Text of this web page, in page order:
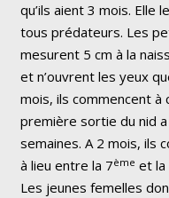
qu’ils aient 3 mois. Elle
tous prédateurs. Les
mesurent 5 cm à la
et n’ouvrent les yeux
mois, ils commencent à
première sortie du nid a
semaines. A 2 mois, ils
à lieu entre la 7ème et la
Les jeunes femelles